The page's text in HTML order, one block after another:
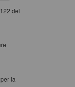
del
la